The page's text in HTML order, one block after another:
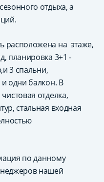
отдыха, а
расположена на этаже,
планировка 3+1 -
3 спальни,
одни балкон. В
отделка,
стальная входная
по данному
нашей